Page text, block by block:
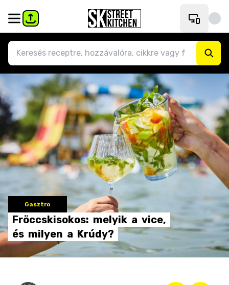
Gasztro
Fröccskisokos: melyik a vice,
és milyen a Krúdy?